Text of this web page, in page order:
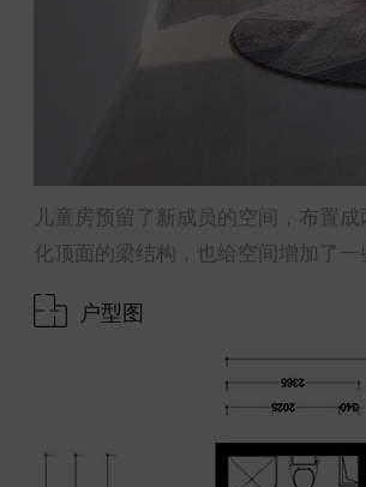
儿童房预留了新成员的空间，布置
化顶面的梁结构，也给空间增加了
户型图